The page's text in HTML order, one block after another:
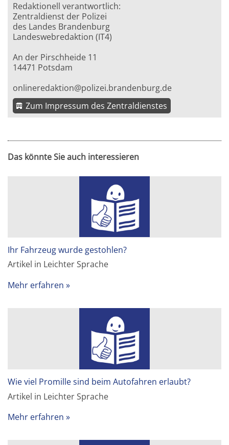
Redaktionell verantwortlich:
Zentraldienst der Polizei
des Landes Brandenburg
Landeswebredaktion (IT4)
An der Pirschheide 11
14471 Potsdam
onlineredaktion@polizei.brandenburg.de
Zum Impressum des Zentraldienstes
Das könnte Sie auch interessieren
Ihr Fahrzeug wurde gestohlen?
Artikel in Leichter Sprache
Mehr erfahren
Wie viel Promille sind beim Autofahren erlaubt?
Artikel in Leichter Sprache
Mehr erfahren